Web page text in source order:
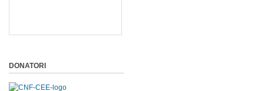
DONATORI